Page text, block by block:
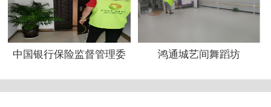
中国银行保险监督管理委
鸿通城艺间舞蹈坊